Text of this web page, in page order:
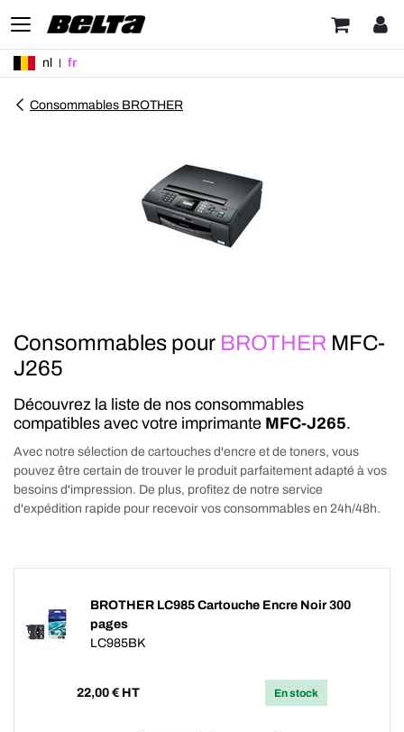
nl fr
Consommables BROTHER
Consommables pour BROTHER MFC-
J265
Découvrez la liste de nos consommables
compatibles avec votre imprimante MFC-J265.
Avec notre sélection de cartouches d'encre et de toners, vous
pouvez être certain de trouver le produit parfaitement adapté à vos
besoins d'impression. De plus, profitez de notre service
d'expédition rapide pour recevoir vos consommables en 24h/48h.
BROTHER LC985 Cartouche Encre Noir 300
pages
LC985BK
22,00 € HT En stock